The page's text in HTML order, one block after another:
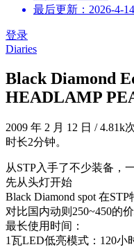
最后更新：2026-4-14
登录
Diaries
Black Diamond
HEADLAMP
2009 年 2 月 12 日 /4.81k
时长2分钟。
从STP入手了不少装备，
先从头灯开始
Black Diamond spot 在
对比国内动则250~450的
最长使用时间：
1瓦LED低亮模式：120小